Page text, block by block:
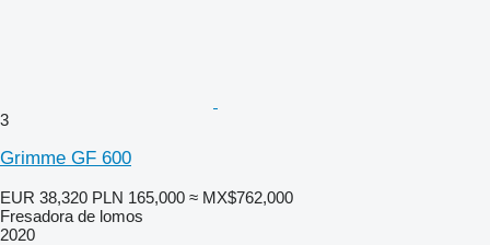
3
Grimme GF 600
EUR 38,320 PLN 165,000 ≈ MX$762,000
Fresadora de lomos
2020